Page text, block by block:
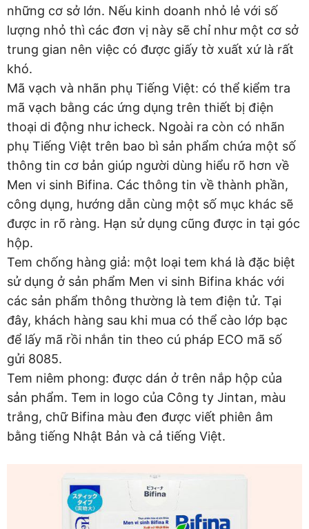
những cơ sở lớn. Nếu kinh doanh nhỏ lẻ với số
lượng nhỏ thì các đơn vị này sẽ chỉ như một cơ sở
trung gian nên việc có được giấy tờ xuất xứ là rất
khó.
Mã vạch và nhãn phụ Tiếng Việt: có thể kiểm tra
mã vạch bằng các ứng dụng trên thiết bị điện
thoại di động như icheck. Ngoài ra còn có nhãn
phụ Tiếng Việt trên bao bì sản phẩm chứa một số
thông tin cơ bản giúp người dùng hiểu rõ hơn về
Men vi sinh Bifina. Các thông tin về thành phần,
công dụng, hướng dẫn cùng một số mục khác sẽ
được in rõ ràng. Hạn sử dụng cũng được in tại góc
hộp.
Tem chống hàng giả: một loại tem khá là đặc biệt
sử dụng ở sản phẩm Men vi sinh Bifina khác với
các sản phẩm thông thường là tem điện tử. Tại
đây, khách hàng sau khi mua có thể cào lớp bạc
để lấy mã rồi nhắn tin theo cú pháp ECO mã số
gửi 8085.
Tem niêm phong: được dán ở trên nắp hộp của
sản phẩm. Tem in logo của Công ty Jintan, màu
trắng, chữ Bifina màu đen được viết phiên âm
bằng tiếng Nhật Bản và cả tiếng Việt.